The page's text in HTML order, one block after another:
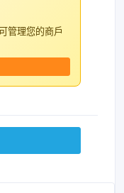
管理您的商戶